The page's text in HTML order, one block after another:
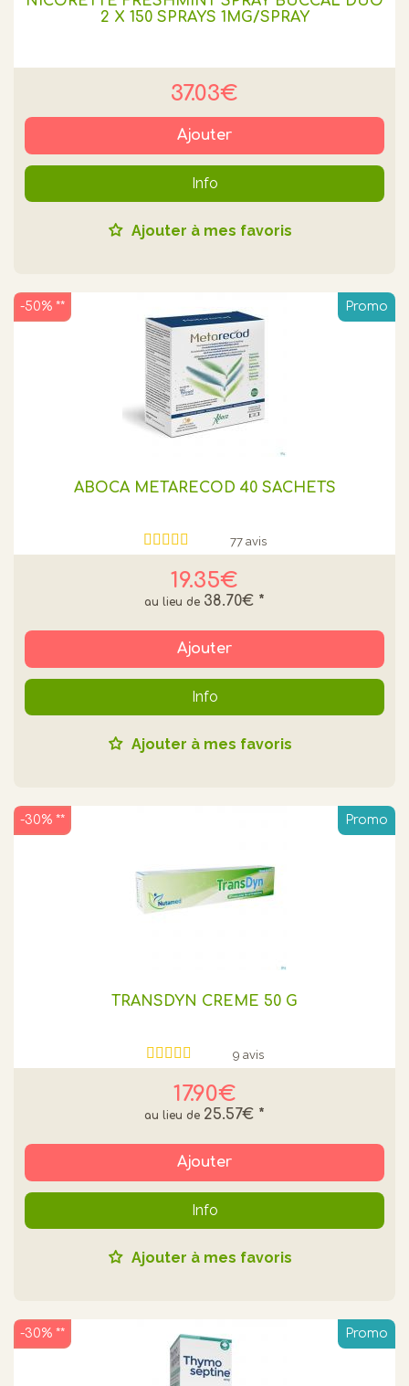
2 X 150 SPRAYS 1MG/SPRAY
37.03€
Ajouter
Info
Ajouter à mes favoris
Promo
ABOCA METARECOD 40 SACHETS
77 avis
19.35€
38.70€ *
-50% **
Ajouter
Info
Ajouter à mes favoris
Promo
TRANSDYN CREME 50 G
9 avis
17.90€
25.57€ *
-30% **
Ajouter
Info
Ajouter à mes favoris
Promo
-30% **